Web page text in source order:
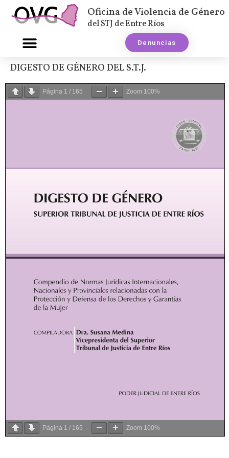
Oficina de Violencia de Género
del STJ de Entre Ríos
Denuncias
DIGESTO DE GÉNERO DEL S.T.J.
Página 1 / 165 Zoom 100%
Página 1 / 165 Zoom 100%